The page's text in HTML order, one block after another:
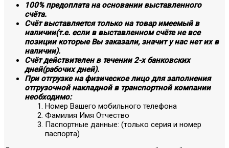
100% предоплата на основании выставленного
счёта.
Счёт выставляется только на товар имеемый в
наличии(т.е. если в выставленном счёте не все
позиции которые Вы заказали, значит у нас нет их в
наличии).
Счёт действителен в течении 2-х банковских
дней(рабочих дней).
При отгрузке на физическое лицо для заполнения
отгрузочной накладной в транспортной компании
необходимо:
Номер Вашего мобильного телефона
Фамилия Имя Отчество
Паспортные данные: (только серия и номер
паспорта)